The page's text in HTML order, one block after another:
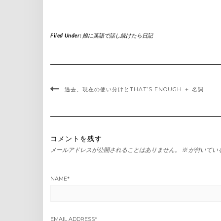
Filed Under: 娘に英語で話し続けたら日記
過去、現在の使い分けとTHAT’S ENOUGH ＋ 名詞
コメントを残す
メールアドレスが公開されることはありません。 ※ が付いてい
NAME*
EMAIL ADDRESS*